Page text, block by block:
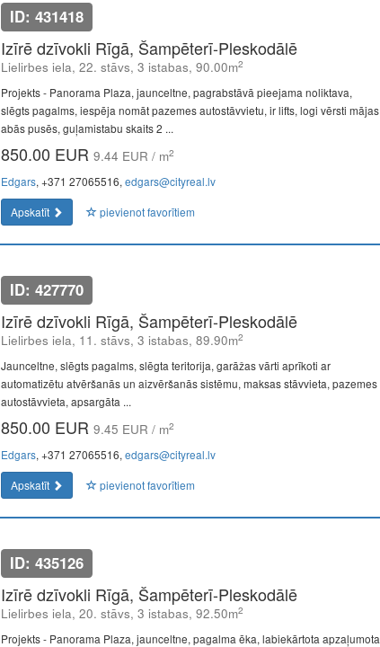
ID: 431418
Izīrē dzīvokli Rīgā, Šampēterī-Pleskodālē
Lielirbes iela, 22. stāvs, 3 istabas, 90.00m2
Projekts - Panorama Plaza, jaunceltne, pagrabstāvā pieejama noliktava,
slēgts pagalms, iespēja nomāt pazemes autostāvvietu, ir lifts, logi vērsti mājas
abās pusēs, guļamistabu skaits 2 ...
850.00 EUR 9.44 EUR / m2
Edgars, +371 27065516, edgars@cityreal.lv
Apskatīt
pievienot favorītiem
ID: 427770
Izīrē dzīvokli Rīgā, Šampēterī-Pleskodālē
Lielirbes iela, 11. stāvs, 3 istabas, 89.90m2
Jaunceltne, slēgts pagalms, slēgta teritorija, garāžas vārti aprīkoti ar
automatizētu atvēršanās un aizvēršanās sistēmu, maksas stāvvieta, pazemes
autostāvvieta, apsargāta ...
850.00 EUR 9.45 EUR / m2
Edgars, +371 27065516, edgars@cityreal.lv
Apskatīt
pievienot favorītiem
ID: 435126
Izīrē dzīvokli Rīgā, Šampēterī-Pleskodālē
Lielirbes iela, 20. stāvs, 3 istabas, 92.50m2
Projekts - Panorama Plaza, jaunceltne, pagalma ēka, labiekārtota apzaļumota